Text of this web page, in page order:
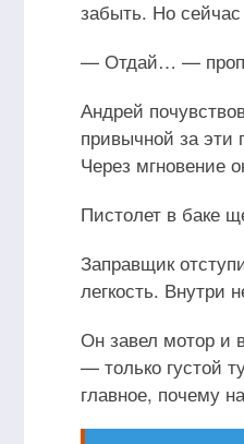
забыть. Но
— Отдай… —
Андрей
привычной за эти
Через мгновение
Пистолет в баке
Заправщик
легкость. Внутри
Он завел мотор и
— только густой
главное, почему